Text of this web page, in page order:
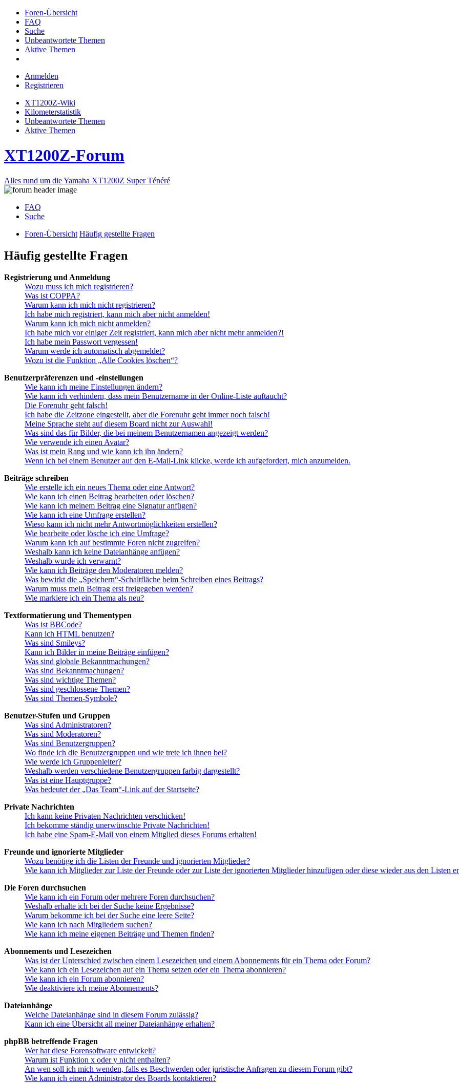
Foren-Übersicht
FAQ
Suche
Unbeantwortete Themen
Aktive Themen
Anmelden
Registrieren
XT1200Z-Wiki
Kilometerstatistik
Unbeantwortete Themen
Aktive Themen
XT1200Z-Forum
Alles rund um die Yamaha XT1200Z Super Ténéré
FAQ
Suche
Foren-Übersicht Häufig gestellte Fragen
Häufig gestellte Fragen
Registrierung und Anmeldung
Wozu muss ich mich registrieren?
Was ist COPPA?
Warum kann ich mich nicht registrieren?
Ich habe mich registriert, kann mich aber nicht anmelden!
Warum kann ich mich nicht anmelden?
Ich habe mich vor einiger Zeit registriert, kann mich aber nicht mehr anmelden?!
Ich habe mein Passwort vergessen!
Warum werde ich automatisch abgemeldet?
Wozu ist die Funktion „Alle Cookies löschen“?
Benutzerpräferenzen und -einstellungen
Wie kann ich meine Einstellungen ändern?
Wie kann ich verhindern, dass mein Benutzername in der Online-Liste auftaucht?
Die Forenuhr geht falsch!
Ich habe die Zeitzone eingestellt, aber die Forenuhr geht immer noch falsch!
Meine Sprache steht auf diesem Board nicht zur Auswahl!
Was sind das für Bilder, die bei meinem Benutzernamen angezeigt werden?
Wie verwende ich einen Avatar?
Was ist mein Rang und wie kann ich ihn ändern?
Wenn ich bei einem Benutzer auf den E-Mail-Link klicke, werde ich aufgefordert, mich anzumelden.
Beiträge schreiben
Wie erstelle ich ein neues Thema oder eine Antwort?
Wie kann ich einen Beitrag bearbeiten oder löschen?
Wie kann ich meinem Beitrag eine Signatur anfügen?
Wie kann ich eine Umfrage erstellen?
Wieso kann ich nicht mehr Antwortmöglichkeiten erstellen?
Wie bearbeite oder lösche ich eine Umfrage?
Warum kann ich auf bestimmte Foren nicht zugreifen?
Weshalb kann ich keine Dateianhänge anfügen?
Weshalb wurde ich verwarnt?
Wie kann ich Beiträge den Moderatoren melden?
Was bewirkt die „Speichern“-Schaltfläche beim Schreiben eines Beitrags?
Warum muss mein Beitrag erst freigegeben werden?
Wie markiere ich ein Thema als neu?
Textformatierung und Thementypen
Was ist BBCode?
Kann ich HTML benutzen?
Was sind Smileys?
Kann ich Bilder in meine Beiträge einfügen?
Was sind globale Bekanntmachungen?
Was sind Bekanntmachungen?
Was sind wichtige Themen?
Was sind geschlossene Themen?
Was sind Themen-Symbole?
Benutzer-Stufen und Gruppen
Was sind Administratoren?
Was sind Moderatoren?
Was sind Benutzergruppen?
Wo finde ich die Benutzergruppen und wie trete ich ihnen bei?
Wie werde ich Gruppenleiter?
Weshalb werden verschiedene Benutzergruppen farbig dargestellt?
Was ist eine Hauptgruppe?
Was bedeutet der „Das Team“-Link auf der Startseite?
Private Nachrichten
Ich kann keine Privaten Nachrichten verschicken!
Ich bekomme ständig unerwünschte Private Nachrichten!
Ich habe eine Spam-E-Mail von einem Mitglied dieses Forums erhalten!
Freunde und ignorierte Mitglieder
Wozu benötige ich die Listen der Freunde und ignorierten Mitglieder?
Wie kann ich Mitglieder zur Liste der Freunde oder zur Liste der ignorierten Mitglieder hinzufügen oder diese wieder aus den Listen
Die Foren durchsuchen
Wie kann ich ein Forum oder mehrere Foren durchsuchen?
Weshalb erhalte ich bei der Suche keine Ergebnisse?
Warum bekomme ich bei der Suche eine leere Seite?
Wie kann ich nach Mitgliedern suchen?
Wie kann ich meine eigenen Beiträge und Themen finden?
Abonnements und Lesezeichen
Was ist der Unterschied zwischen einem Lesezeichen und einem Abonnements für ein Thema oder Forum?
Wie kann ich ein Lesezeichen auf ein Thema setzen oder ein Thema abonnieren?
Wie kann ich ein Forum abonnieren?
Wie deaktiviere ich meine Abonnements?
Dateianhänge
Welche Dateianhänge sind in diesem Forum zulässig?
Kann ich eine Übersicht all meiner Dateianhänge erhalten?
phpBB betreffende Fragen
Wer hat diese Forensoftware entwickelt?
Warum ist Funktion x oder y nicht enthalten?
An wen soll ich mich wenden, falls es Beschwerden oder juristische Anfragen zu diesem Forum gibt?
Wie kann ich einen Administrator des Boards kontaktieren?